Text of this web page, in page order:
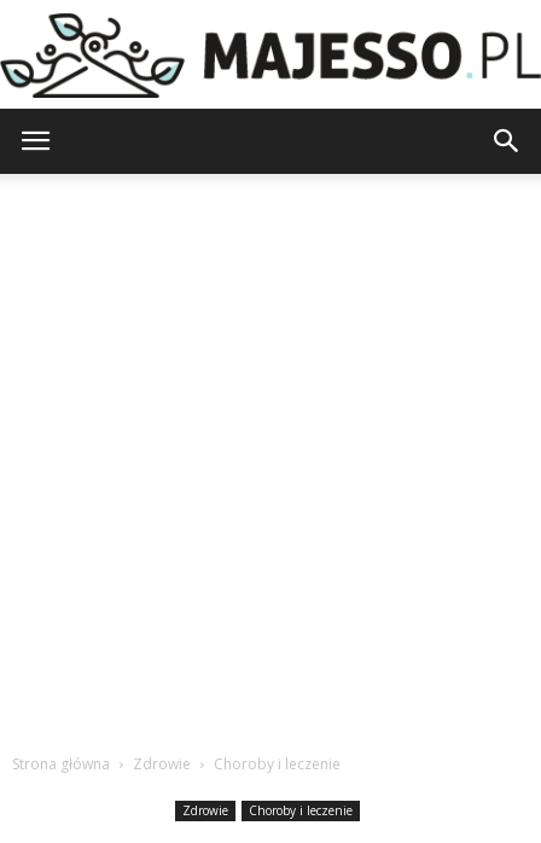
Strona główna Zdrowie Choroby i leczenie
Zdrowie Choroby i leczenie